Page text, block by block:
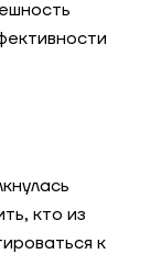
в
кто из
к